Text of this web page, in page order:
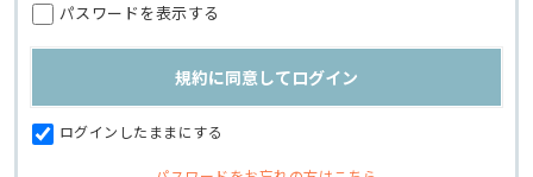
パスワードを表示する
ログインしたままにする